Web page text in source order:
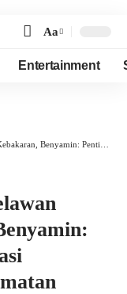
Font
Resizer
Aa
Entertainment
Cepat Atasi Kebakaran dan Penyelamatan